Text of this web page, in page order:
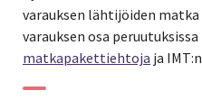
varauksen lähtijöiden
varauksen osa
matkapakettiehtoja ja IMT:n